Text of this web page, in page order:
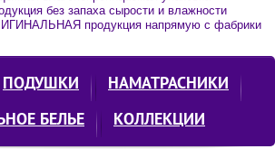
без запаха сырости и влажности
продукция напрямую с фабрики
ПОДУШКИ
НАМАТРАСНИКИ
БЕЛЬЕ
КОЛЛЕКЦИИ